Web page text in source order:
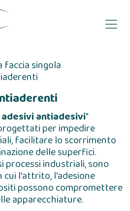
faccia singola
antiadesivi"
per impedire
facilitare lo scorrimento
delle superfici.
processi industriali, sono
cui l'attrito, l'adesione
possono compromettere
apparecchiature.